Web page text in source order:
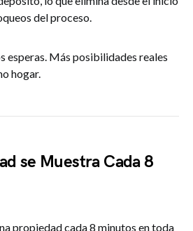
del proceso.
esperas. Más posibilidades reales
hogar.
se Muestra Cada 8
propiedad cada 8 minutos en toda